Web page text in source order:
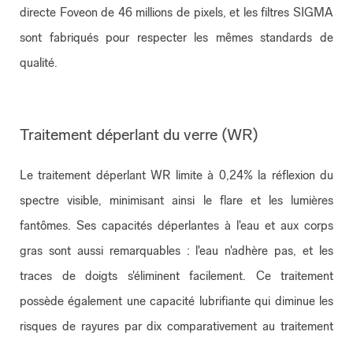
directe Foveon de 46 millions de pixels, et les filtres SIGMA
sont fabriqués pour respecter les mêmes standards de
qualité.
Traitement déperlant du verre (WR)
Le traitement déperlant WR limite à 0,24% la réflexion du
spectre visible, minimisant ainsi le flare et les lumières
fantômes. Ses capacités déperlantes à l'eau et aux corps
gras sont aussi remarquables : l'eau n'adhère pas, et les
traces de doigts s'éliminent facilement. Ce traitement
possède également une capacité lubrifiante qui diminue les
risques de rayures par dix comparativement au traitement